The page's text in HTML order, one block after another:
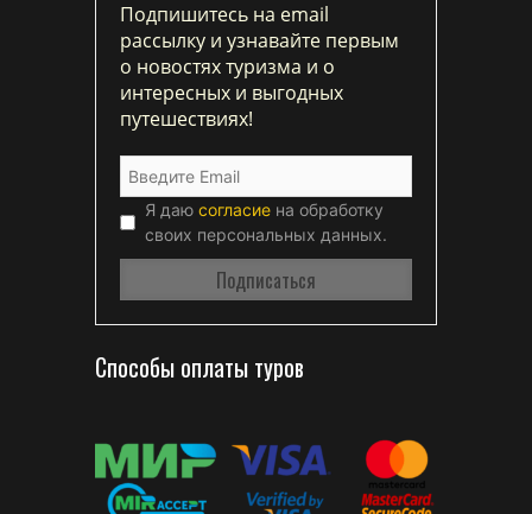
Подпишитесь на email
рассылку и узнавайте первым
о новостях туризма и о
интересных и выгодных
путешествиях!
Я даю согласие на обработку
своих персональных данных.
Способы оплаты туров